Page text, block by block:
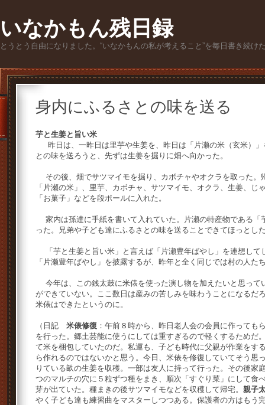
いなかもん残日録
とうとう自由になりました。“いなかもんの私が考えること”を毎日書き続け
身内にふるさとの味を送る
芋と生姜と旨い米
昨日は、一昨日は里芋や生姜を、昨日は「片瀬の米（玄米）
との味を送ろうと、先ずは生姜を掘りに畑へ向かった。
その後、畑でサツマイモを掘り、カボチャやオクラを取った。
「片瀬の米」、里芋、カボチャ、サツマイモ、オクラ、生姜、じ
「お菓子」などを段ボールに入れた。
家内は孫達に手紙を書いて入れていた。片瀬の特産物である「
った。兄弟や子ども達にふるさとの味を送ることできてほっとし
「芋と生姜と旨い米」と言えば「片瀬豊年ばやし」を連想して
「片瀬豊年ばやし」を披露するが、昨年と全く同じでは村の人
今年は、この銭太鼓に米俵を使った演し物を加えたいと思って
ができていない。ここ数日は産みの苦しみを味わうことになるだ
米俵はできたというのに。
（日記 米俵修復 ：午前８時から、昨日老人会の会員に作っても
を行った。郷土芸能に使うにしては重すぎるので軽くするためだ
て米を梱包していたのだ。私運も、子ども時代に父親が作業をす
ら作れるのではないかと思う。今日、米俵を修復していてそう思
りている畝の生姜を収穫。一部は友人に持って行った。その後家
つのマルチの穴に５粒ずつ種をまき、順次「すぐり菜」にして食
芽が出ていた。種まきの後サツマイモなどを収穫して帰宅。 親子
やく子ども達も練習曲をマスターしつつある。保護者の方はもう